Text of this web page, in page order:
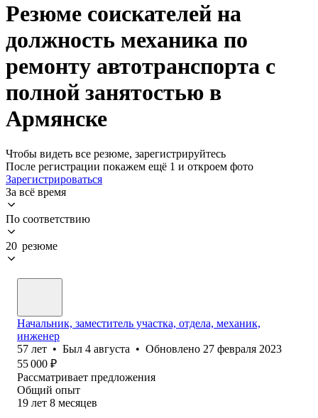
Резюме соискателей на
должность механика по
ремонту автотранспорта с
полной занятостью в
Армянске
Чтобы видеть все резюме, зарегистрируйтесь
После регистрации покажем ещё 1 и откроем фото
Зарегистрироваться
За всё время
По соответствию
20 резюме
Начальник, заместитель участка, отдела, механик,
инженер
57 лет • Был 4 августа • Обновлено 27 февраля 2023
55 000 ₽
Рассматривает предложения
Общий опыт
19 лет 8 месяцев